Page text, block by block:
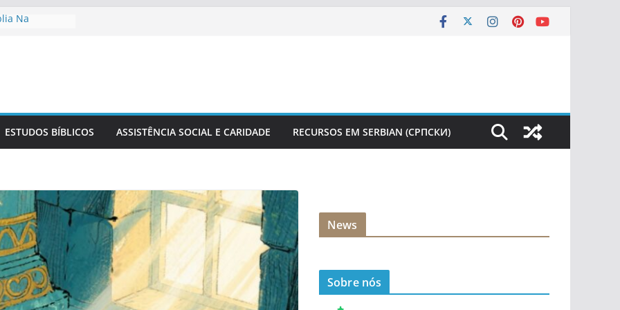
Na
Na
Bíblico
ESTUDOS BÍBLICOS ASSISTÊNCIA SOCIAL E CARIDADE RECURSOS EM SERBIAN (СРПСКИ)
News
Sobre nós